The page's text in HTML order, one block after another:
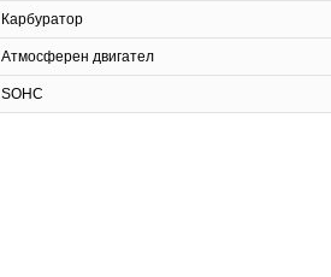
Карбуратор
Атмосферен двигател
SOHC